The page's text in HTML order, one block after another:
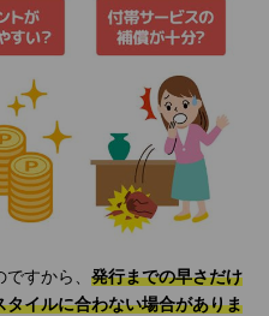
すから、 発行までの早さだけ
イルに合わない場合がありま